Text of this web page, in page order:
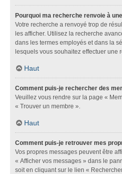
Pourquoi ma recherche renvoie à
Votre recherche a renvoyé trop de
les afficher. Utilisez la recherche
dans les termes employés et dans la
lesquels vous souhaitez effectuer une
Haut
Comment puis-je rechercher des
Veuillez vous rendre sur la page «
« Trouver un membre ».
Haut
Comment puis-je retrouver mes
Vos propres messages peuvent être
« Afficher vos messages » dans le
soit en cliquant sur le lien «